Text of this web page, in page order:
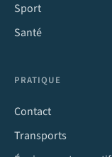
Sport
Santé
PRATIQUE
Contact
Transports